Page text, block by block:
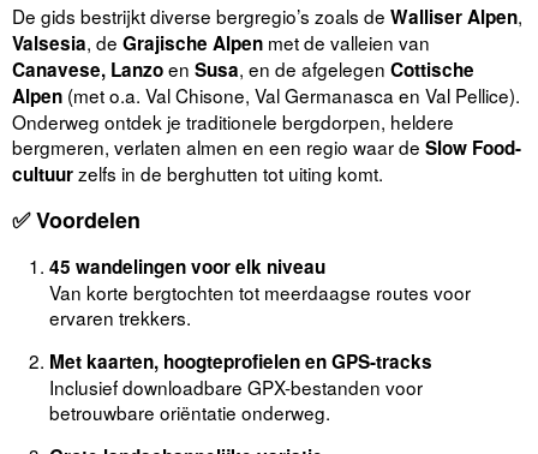
De gids bestrijkt diverse bergregio’s zoals de Walliser Alpen,
Valsesia, de Grajische Alpen met de valleien van
Canavese, Lanzoen Susa, en de afgelegen Cottische
Alpen (met o.a. Val Chisone, Val Germanasca en Val Pellice).
Onderweg ontdek je traditionele bergdorpen, heldere
bergmeren, verlaten almen en een regio waar de Slow Food-
cultuurzelfs in de berghutten tot uiting komt.
✅Voordelen
45 wandelingen voor elk niveau
Van korte bergtochten tot meerdaagse routes voor
ervaren trekkers.
Met kaarten, hoogteprofielen en GPS-tracks
Inclusief downloadbare GPX-bestanden voor
betrouwbare oriëntatie onderweg.